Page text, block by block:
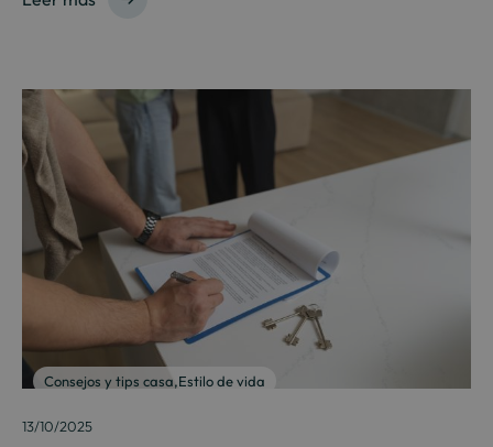
Consejos y tips casa,Estilo de vida
13/10/2025